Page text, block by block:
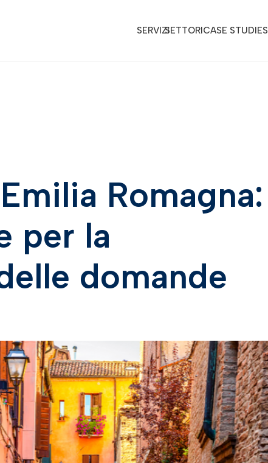
SERVIZISETTORICASE STUDIES
Romagna:
per la
domande